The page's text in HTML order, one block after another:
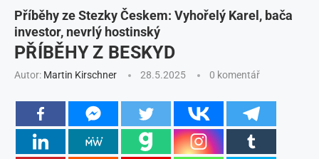
Příběhy ze Stezky Českem: Vyhořelý Karel, bača
investor, nevrlý hostinský
PŘÍBĚHY Z BESKYD
Autor: Martin Kirschner 28.5.2025 0 komentář